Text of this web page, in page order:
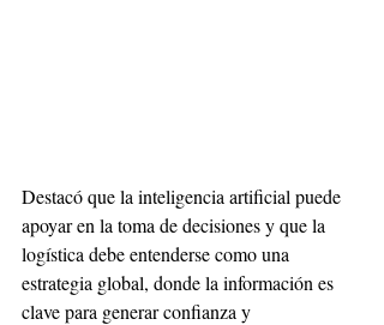
Destacó que la inteligencia artificial puede
apoyar en la toma de decisiones y que la
logística debe entenderse como una
estrategia global, donde la información es
clave para generar confianza y